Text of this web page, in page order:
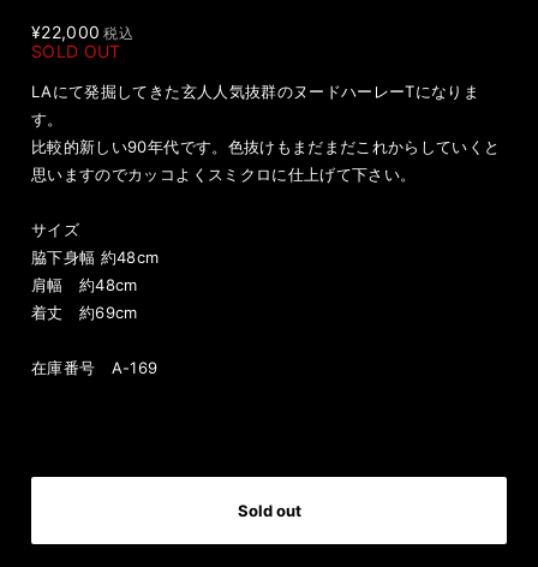
¥22,000 税込
SOLD OUT
LAにて発掘してきた玄人人気抜群のヌードハーレーTになりま
す。
比較的新しい90年代です。色抜けもまだまだこれからしていくと
思いますのでカッコよくスミクロに仕上げて下さい。
サイズ
脇下身幅 約48cm
肩幅 約48cm
着丈 約69cm
在庫番号 A-169
Sold out